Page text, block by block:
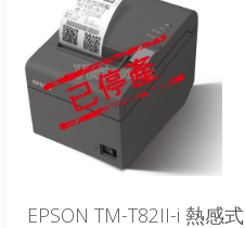
EPSON TM-T82II-i 熱感式